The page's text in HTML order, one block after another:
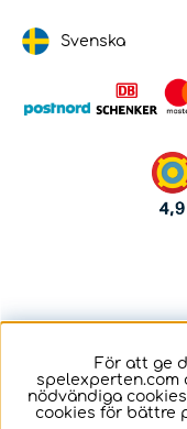
Svenska
För att ge
spelexperten.com
nödvändiga
cookies för bättre